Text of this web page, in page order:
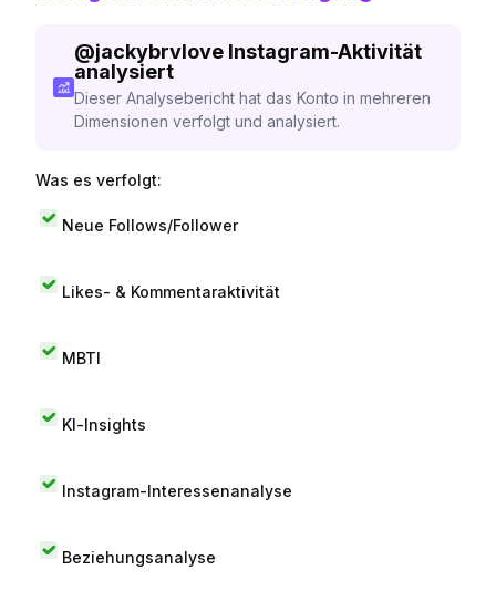
@jackybrvlove Instagram-Aktivität
analysiert
Dieser Analysebericht hat das Konto in mehreren
Dimensionen verfolgt und analysiert.
Was es verfolgt:
Neue Follows/Follower
Likes- & Kommentaraktivität
MBTI
KI-Insights
Instagram-Interessenanalyse
Beziehungsanalyse